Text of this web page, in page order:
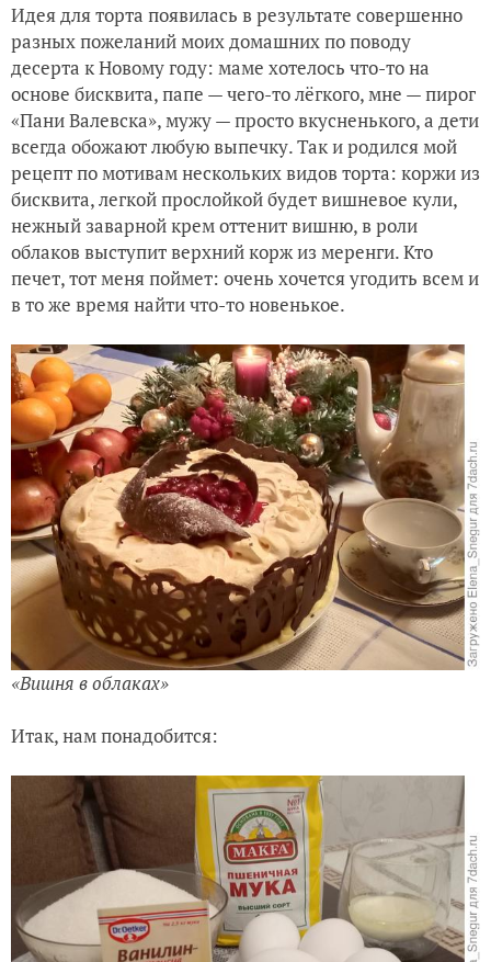
Идея для торта появилась в результате совершенно
разных пожеланий моих домашних по поводу
десерта к Новому году: маме хотелось что-то на
основе бисквита, папе — чего-то лёгкого, мне — пирог
«Пани Валевска», мужу — просто вкусненького, а дети
всегда обожают любую выпечку. Так и родился мой
рецепт по мотивам нескольких видов торта: коржи из
бисквита, легкой прослойкой будет вишневое кули,
нежный заварной крем оттенит вишню, в роли
облаков выступит верхний корж из меренги. Кто
печет, тот меня поймет: очень хочется угодить всем и
в то же время найти что-то новенькое.
«Вишня в облаках»
Итак, нам понадобится: